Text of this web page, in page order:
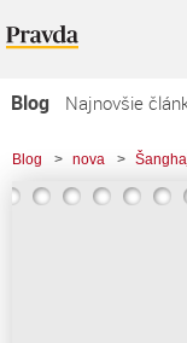
Blog
Najnovšie
Najčítanejšie články
Najkomentovanejšie
Blog > nova >